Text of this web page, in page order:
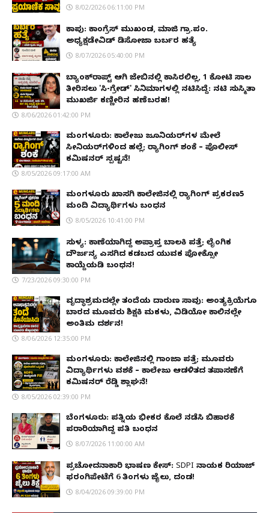
8/02/2026 06:11:00 PM
ಕಾಪು: ಕಾಂಗ್ರೆಸ್ ಮುಖಂಡ, ಮಾಜಿ ಗ್ರಾ.ಪಂ.
ಅಧ್ಯಕ್ಷಡೇವಿಡ್ ಡಿಸೋಜಾ ಬರ್ಬರ ಹತ್ಯೆ
8/07/2026 05:40:00 PM
ಬ್ಯಾಂಕ್‌ರಾಪ್ಟ್‌ ಆಗಿ ಜೇಬಿನಲ್ಲಿ ಕಾಸಿರಲಿಲ್ಲ, ₹1 ಕೋಟಿ ಸಾಲ
ತೀರಿಸಲು 'ಸಿ-ಗ್ರೇಡ್' ಸಿನಿಮಾಗಳಲ್ಲಿ ನಟಿಸಿದ್ದೆ: ನಟಿ ಸುಸ್ಮಿತಾ
ಮುಖರ್ಜಿ ಕಣ್ಣೀರಿನ ಹಣೆಬರಹ!
8/06/2026 01:42:00 PM
ಮಂಗಳೂರು: ಕಾಲೇಜು ಜೂನಿಯರ್‌ಗಳ ಮೇಲೆ
ಸೀನಿಯರ್‌ಗಳಿಂದ ಹಲ್ಲೆ; ರ‌್ಯಾಗಿಂಗ್ ಶಂಕೆ – ಪೊಲೀಸ್
ಕಮಿಷನರ್ ಸ್ಪಷ್ಟನೆ!
8/05/2026 09:17:00 AM
ಮಂಗಳೂರು ಖಾಸಗಿ ಕಾಲೇಜಿನಲ್ಲಿ ರ‌್ಯಾಗಿಂಗ್ ಪ್ರಕರಣ5
ಮಂದಿ ವಿದ್ಯಾರ್ಥಿಗಳು ಬಂಧನ
8/05/2026 10:41:00 PM
ಸುಳ್ಯ: ಕಾಣೆಯಾಗಿದ್ದ ಅಪ್ರಾಪ್ತ ಬಾಲಕಿ ಪತ್ತೆ; ಲೈಂಗಿಕ
ದೌರ್ಜನ್ಯ ಎಸಗಿದ ಕಡಬದ ಯುವಕ ಪೋಕ್ಸೋ
ಕಾಯ್ದೆಯಡಿ ಬಂಧನ!
7/23/2026 09:30:00 PM
ವೃದ್ಧಾಶ್ರಮದಲ್ಲೇ ತಂದೆಯ ದಾರುಣ ಸಾವು: ಅಂತ್ಯಕ್ರಿಯೆಗೂ
ಬಾರದ ಮೂವರು ಶಿಕ್ಷಕಿ ಮಕಳು, ವಿಡಿಯೋ ಕಾಲಿನಲ್ಲೇ
ಅಂತಿಮ ದರ್ಶನ!
8/06/2026 12:35:00 PM
ಮಂಗಳೂರು: ಕಾಲೇಜಿನಲ್ಲಿ ಗಾಂಜಾ ಪತ್ತೆ; ಮೂವರು
ವಿದ್ಯಾರ್ಥಿಗಳು ವಶಕ್ಕೆ – ಕಾಲೇಜು ಆಡಳಿತದ ತಪಾಸಣೆಗೆ
ಕಮಿಷನರ್ ರೆಡ್ಡಿ ಶ್ಲಾಘನೆ!
8/05/2026 02:39:00 PM
ಬೆಂಗಳೂರು: ಪತ್ನಿಯ ಭೀಕರ ಕೊಲೆ ನಡೆಸಿ ಬಿಹಾರಕ್ಕೆ
ಪರಾರಿಯಾಗಿದ್ದ ಪತಿ ಬಂಧನ
8/07/2026 11:00:00 AM
ಪ್ರಚೋದನಾಕಾರಿ ಭಾಷಣ ಕೇಸ್: SDPI ನಾಯಕ ರಿಯಾಜ್
ಫರಂಗಿಪೇಟೆಗೆ 6 ತಿಂಗಳು ಜೈಲು, ದಂಡ!
8/04/2026 09:39:00 PM